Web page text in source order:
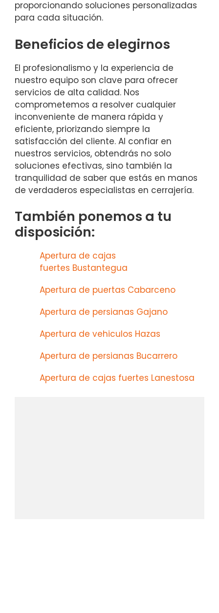
proporcionando soluciones personalizadas
para cada situación.
Beneficios de elegirnos
El profesionalismo y la experiencia de
nuestro equipo son clave para ofrecer
servicios de alta calidad. Nos
comprometemos a resolver cualquier
inconveniente de manera rápida y
eficiente, priorizando siempre la
satisfacción del cliente. Al confiar en
nuestros servicios, obtendrás no solo
soluciones efectivas, sino también la
tranquilidad de saber que estás en manos
de verdaderos especialistas en cerrajería.
También ponemos a tu
disposición:
Apertura de cajas
fuertes Bustantegua
Apertura de puertas Cabarceno
Apertura de persianas Gajano
Apertura de vehiculos Hazas
Apertura de persianas Bucarrero
Apertura de cajas fuertes Lanestosa